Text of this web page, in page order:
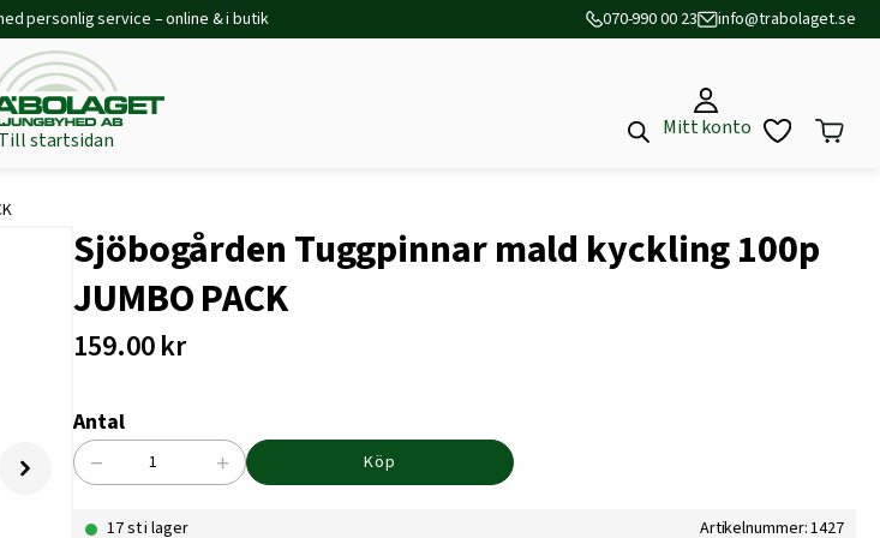
personlig service – online & i butik 070-990 00 23 info@trabolaget.se
Till startsidan
Mitt konto
Sjöbogården Tuggpinnar mald kyckling 100p
JUMBO PACK
159.00kr
Antal
Sjöbogården
mald
− + Köp
17 st i lager Artikelnummer: 1427